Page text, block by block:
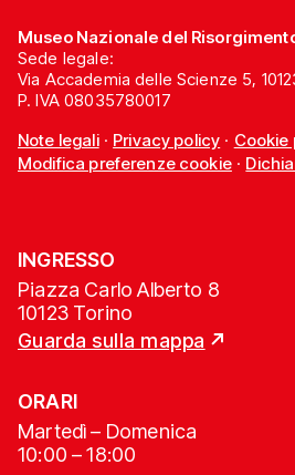
Museo Nazionale del
Sede legale:
Via Accademia delle Scienze 5,
P. IVA 08035780017
Note legali· Privacy policy · Cookie
Modifica preferenze cookie·
INGRESSO
Piazza Carlo Alberto 8
10123 Torino
Guarda sulla mappa
ORARI
Martedì – Domenica
10:00 – 18:00